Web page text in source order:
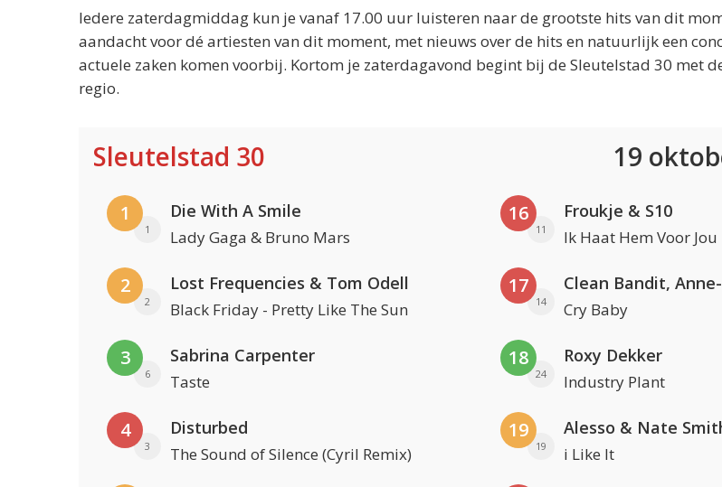
Iedere zaterdagmiddag kun je vanaf 17.00 uur luisteren naar de grootste hits van dit
aandacht voor dé artiesten van dit moment, met nieuws over de hits en natuurlijk een
actuele zaken komen voorbij. Kortom je zaterdagavond begint bij de Sleutelstad 30 met
regio.
Sleutelstad 30 19
1
1
Die With A Smile
Lady Gaga & Bruno Mars
2
2
Lost Frequencies & Tom Odell
Black Friday - Pretty Like The Sun
3
6
Sabrina Carpenter
Taste
4
3
Disturbed
The Sound of Silence (Cyril Remix)
16
11
Froukje & S10
Ik Haat Hem Voor Jou
17
14 Cry Baby
18
24
Roxy Dekker
Industry Plant
19
19
Alesso & Nate
i Like It